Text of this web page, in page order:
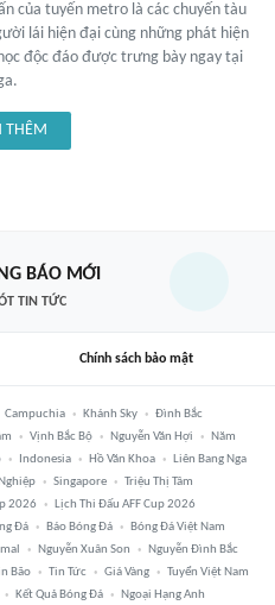
của tuyến metro là các chuyến tàu
lái hiện đại cùng những phát hiện
độc đáo được trưng bày ngay tại
THÊM
BÁO MỚI
TIN TỨC
Chính sách bảo mật
Campuchia Khánh Sky
Đình Bắc
Vịnh Bắc Bộ Nguyễn Văn Hợi
Năm
Indonesia Hồ Văn Khoa
Liên Bang Nga
Singapore
Triệu Thị Tâm
2026
Lịch Thi Đấu AFF Cup 2026
Đá Báo Bóng Đá
Bóng Đá Việt Nam
Nguyễn Xuân Son
Nguyễn Đình Bắc
Bão Tin Tức Giá Vàng
Tuyển Việt Nam
Kết Quả Bóng Đá Ngoại Hạng Anh